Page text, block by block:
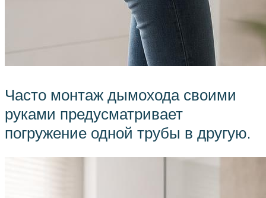
Часто монтаж дымохода своими
руками предусматривает
погружение одной трубы в другую.